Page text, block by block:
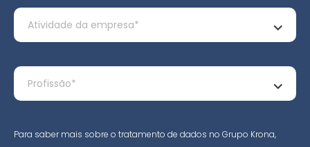
Para saber mais sobre o tratamento de dados no Grupo Krona,